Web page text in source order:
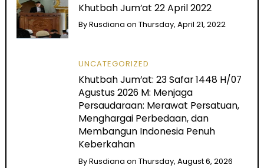
Khutbah Jum’at 22 April 2022
ByRusdiana onThursday, April 21, 2022
UNCATEGORIZED
Khutbah Jum’at: 23 Safar 1448 H/07
Agustus 2026 M: Menjaga
Persaudaraan: Merawat Persatuan,
Menghargai Perbedaan, dan
Membangun Indonesia Penuh
Keberkahan
ByRusdiana onThursday, August 6, 2026